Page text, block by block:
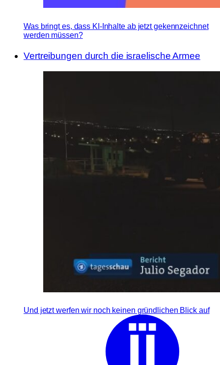
Was bringt es, dass KI-Inhalte ab jetzt gekennzeichnet
werden müssen?
Vertreibungen durch die israelische Armee
Und jetzt werfen wir noch keinen gründlichen Blick auf